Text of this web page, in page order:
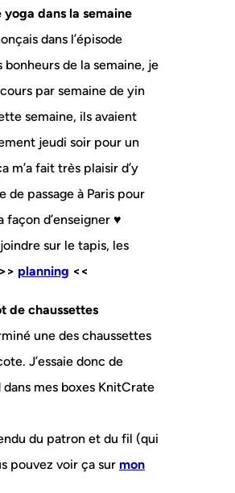
yoga dans la semaine
dans l’épisode
de la semaine, je
par semaine de yin
semaine, ils avaient
jeudi soir pour un
m’a fait très plaisir d’y
de passage à Paris pour
d’enseigner ♥
sur le tapis, les
>> planning <<
de chaussettes
une des chaussettes
J’essaie donc de
mes boxes KnitCrate
du patron et du fil (qui
pouvez voir ça sur mon